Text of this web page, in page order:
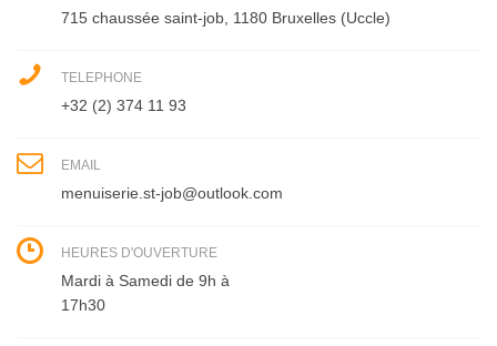
715 chaussée saint-job, 1180 Bruxelles (Uccle)
TELEPHONE
+32 (2) 374 11 93
EMAIL
menuiserie.st-job@outlook.com
HEURES D'OUVERTURE
Mardi à Samedi de 9h à
17h30